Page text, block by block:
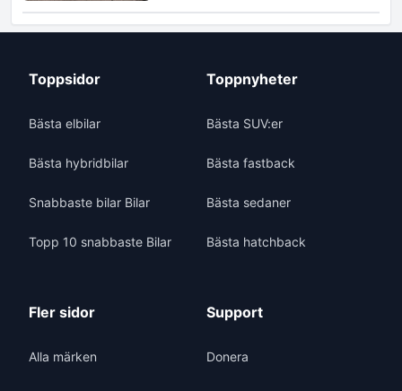
Toppsidor
Bästa elbilar
Bästa hybridbilar
Snabbaste bilar Bilar
Topp 10 snabbaste Bilar
Toppnyheter
Bästa SUV:er
Bästa fastback
Bästa sedaner
Bästa hatchback
Fler sidor
Alla märken
Support
Donera